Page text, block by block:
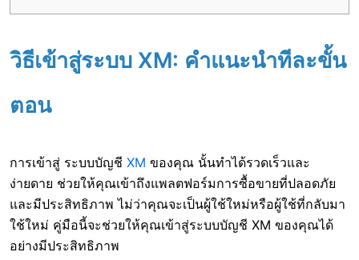
วิธีเข้าสู่ระบบ XM: คำแนะนำทีละขั้น
ตอน
การเข้าสู่ ระบบบัญชี XM ของคุณ นั้นทำได้รวดเร็วและ
ง่ายดาย ช่วยให้คุณเข้าถึงแพลตฟอร์มการซื้อขายที่ปลอดภัย
และมีประสิทธิภาพ ไม่ว่าคุณจะเป็นผู้ใช้ใหม่หรือผู้ใช้ที่กลับมา
ใช้ใหม่ คู่มือนี้จะช่วยให้คุณเข้าสู่ระบบบัญชี XM ของคุณได้
อย่างมีประสิทธิภาพ